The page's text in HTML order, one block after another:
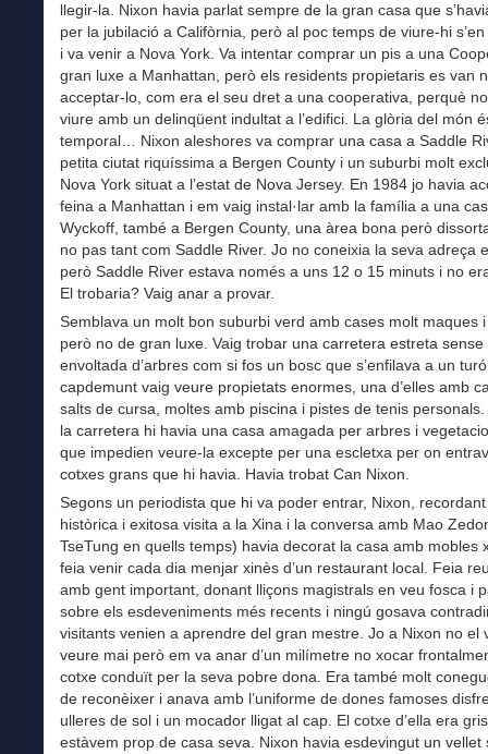
llegir-la. Nixon havia parlat sempre de la gran casa que
per la jubilació a Califòrnia, però al poc temps de viure-hi
i va venir a Nova York. Va intentar comprar un pis a una
gran luxe a Manhattan, però els residents propietaris es van
acceptar-lo, com era el seu dret a una cooperativa, perquè
viure amb un delinqüent indultat a l’edifici. La glòria del món
temporal… Nixon aleshores va comprar una casa a Saddle
petita ciutat riquíssima a Bergen County i un suburbi molt
Nova York situat a l’estat de Nova Jersey. En 1984 jo havia
feina a Manhattan i em vaig instal·lar amb la família a una
Wyckoff, també a Bergen County, una àrea bona però
no pas tant com Saddle River. Jo no coneixia la seva adreça
però Saddle River estava només a uns 12 o 15 minuts i no
El trobaria? Vaig anar a provar.
Semblava un molt bon suburbi verd amb cases molt maques
però no de gran luxe. Vaig trobar una carretera estreta sense
envoltada d’arbres com si fos un bosc que s’enfilava a un
capdemunt vaig veure propietats enormes, una d’elles amb
salts de cursa, moltes amb piscina i pistes de tenis personals.
la carretera hi havia una casa amagada per arbres i
que impedien veure-la excepte per una escletxa per on
cotxes grans que hi havia. Havia trobat Can Nixon.
Segons un periodista que hi va poder entrar, Nixon,
històrica i exitosa visita a la Xina i la conversa amb Mao
TseTung en quells temps) havia decorat la casa amb mobles
feia venir cada dia menjar xinès d’un restaurant local. Feia
amb gent important, donant lliçons magistrals en veu fosca i
sobre els esdeveniments més recents i ningú gosava
visitants venien a aprendre del gran mestre. Jo a Nixon no el
veure mai però em va anar d’un milímetre no xocar
cotxe conduït per la seva pobre dona. Era també molt
de reconèixer i anava amb l’uniforme de dones famoses
ulleres de sol i un mocador lligat al cap. El cotxe d’ella era
estàvem prop de casa seva. Nixon havia esdevingut un vellet